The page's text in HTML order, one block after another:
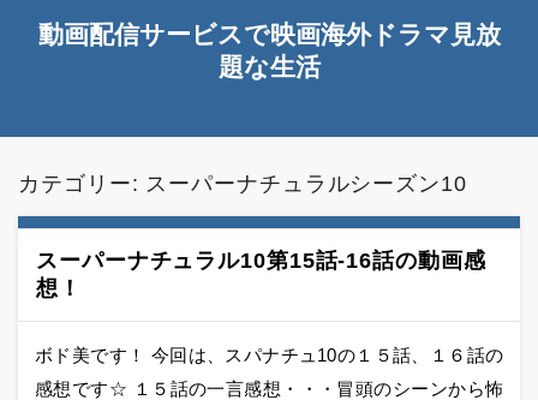
動画配信サービスで映画海外ドラマ見放
題な生活
カテゴリー: スーパーナチュラルシーズン10
スーパーナチュラル10第15話-16話の動画感
想！
ボド美です！ 今回は、スパナチュ10の１５話、１６話の
感想です☆ １５話の一言感想・・・冒頭のシーンから怖